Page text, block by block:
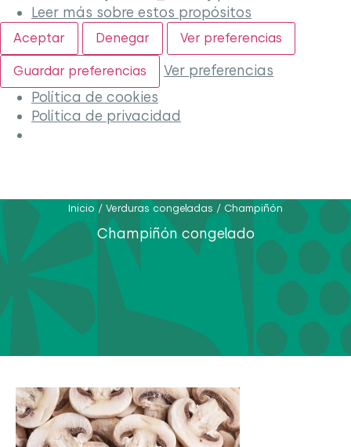
Leer más sobre estos propósitos
Aceptar Denegar Ver preferencias
Guardar preferencias
Ver preferencias
Política de cookies
Política de privacidad
Inicio / Verduras congeladas / Champiñón
Champiñón congelado